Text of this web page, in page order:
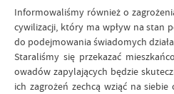
Informowaliśmy również o
cywilizacji, który ma wpływ na stan
do podejmowania świadomych
Staraliśmy się przekazać
owadów zapylających będzie
ich zagrożeń zechcą wziąć na